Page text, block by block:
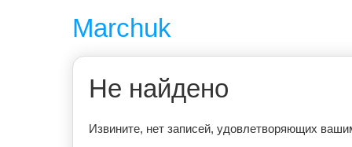
Marchuk
Не найдено
Извините, нет записей, удовлетворяющих